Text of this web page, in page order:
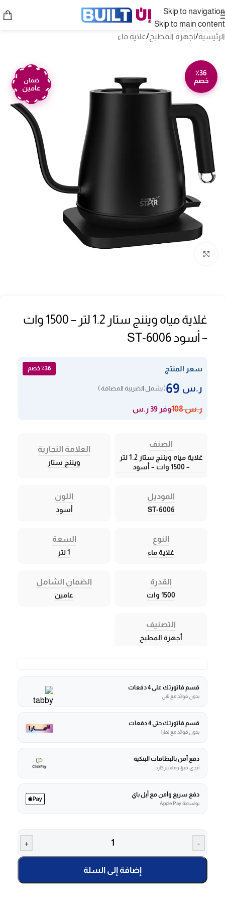
Skip to navigation
Skip to main content
الرئيسية/اجهزة المطبخ/غلاية ماء
٪36
خصم
ضمان
عامين
غلاية مياه ويننج ستار 1.2 لتر – 1500 وات
– أسود ST-6006
سعر المنتج ٪36 خصم
ر.س ( يشمل الضريبة المضافة )
ر.س108 وفر 39 ر.س
الصنف
غلاية مياه ويننج ستار 1.2 لتر
– 1500 وات – أسود
العلامة التجارية
ويننج ستار
الموديل
ST-6006
اللون
أسود
النوع
غلاية ماء
السعة
1 لتر
القدرة
1500 وات
الضمان الشامل
عامين
التصنيف
أجهزة المطبخ
قسم فاتورتك على 4 دفعات
بدون فوائد مع تابي
قسم فاتورتك حتى 4 دفعات
بدون فوائد مع تمارا
دفع آمن بالبطاقات البنكية
مدى، فيزا، وماستركارد
دفع سريع وآمن مع أبل باي
بواسطة Apple Pay
-
+
إضافة إلى السلة